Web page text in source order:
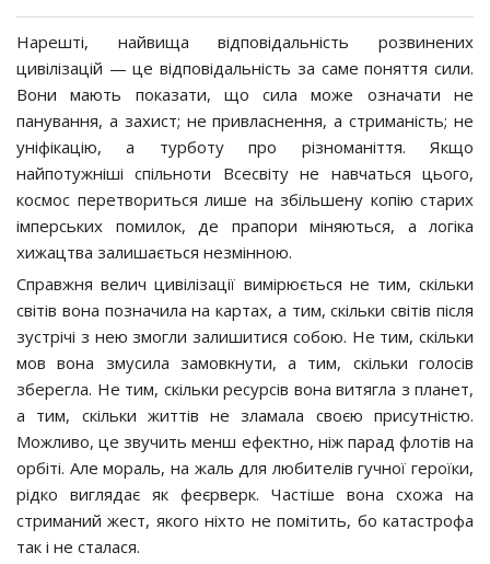
Нарешті, найвища відповідальність розвинених
цивілізацій — це відповідальність за саме поняття сили.
Вони мають показати, що сила може означати не
панування, а захист; не привласнення, а стриманість; не
уніфікацію, а турботу про різноманіття. Якщо
найпотужніші спільноти Всесвіту не навчаться цього,
космос перетвориться лише на збільшену копію старих
імперських помилок, де прапори міняються, а логіка
хижацтва залишається незмінною.
Справжня велич цивілізації вимірюється не тим, скільки
світів вона позначила на картах, а тим, скільки світів після
зустрічі з нею змогли залишитися собою. Не тим, скільки
мов вона змусила замовкнути, а тим, скільки голосів
зберегла. Не тим, скільки ресурсів вона витягла з планет,
а тим, скільки життів не зламала своєю присутністю.
Можливо, це звучить менш ефектно, ніж парад флотів на
орбіті. Але мораль, на жаль для любителів гучної героїки,
рідко виглядає як феєрверк. Частіше вона схожа на
стриманий жест, якого ніхто не помітить, бо катастрофа
так і не сталася.